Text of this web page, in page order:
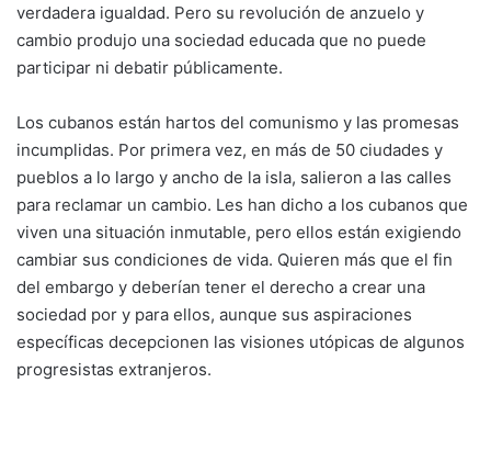
verdadera igualdad. Pero su revolución de anzuelo y
cambio produjo una sociedad educada que no puede
participar ni debatir públicamente.
Los cubanos están hartos del comunismo y las promesas
incumplidas. Por primera vez, en más de 50 ciudades y
pueblos a lo largo y ancho de la isla, salieron a las calles
para reclamar un cambio. Les han dicho a los cubanos que
viven una situación inmutable, pero ellos están exigiendo
cambiar sus condiciones de vida. Quieren más que el fin
del embargo y deberían tener el derecho a crear una
sociedad por y para ellos, aunque sus aspiraciones
específicas decepcionen las visiones utópicas de algunos
progresistas extranjeros.